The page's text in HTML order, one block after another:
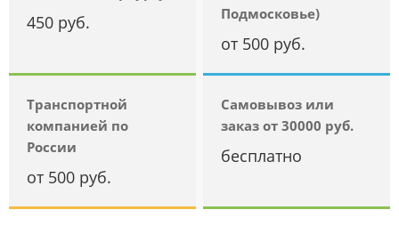
450 руб.
Подмосковье)
от 500 руб.
Транспортной
компанией по
России
от 500 руб.
Самовывоз или
заказ от 30000 руб.
бесплатно